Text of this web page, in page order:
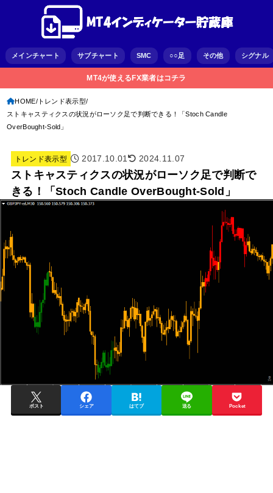
メインチャート サブチャート SMC ○○足 その他 シグナル
MT4が使えるFX業者はコチラ
HOME トレンド表示型
ストキャスティクスの状況がローソク足で判断できる！「Stoch Candle
OverBought-Sold」
トレンド表示型 2017.10.01 2024.11.07
ストキャスティクスの状況がローソク足で判断で
きる！「Stoch Candle OverBought-Sold」
ポスト シェア はてブ 送る Pocket